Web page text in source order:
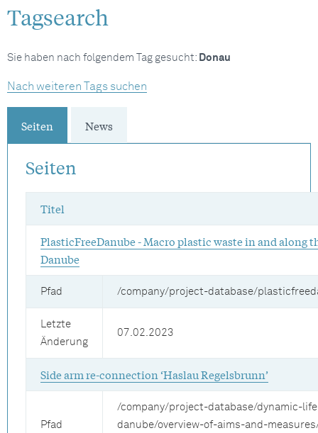
Tagsearch
Sie haben nach folgendem Tag gesucht: Donau
Nach weiteren Tags suchen
Seiten News
Seiten
Titel
PlasticFreeDanube - Macro plastic waste in and along
Danube
Pfad /company/project-database/
Letzte
Änderung
07.02.2023
Side arm re-connection ‘Haslau Regelsbrunn’
Pfad
/company/project-database/dynamic-
danube/overview-of-aims-and-